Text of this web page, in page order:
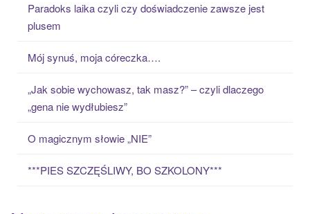
Paradoks laika czyli czy doświadczenie zawsze jest
plusem
Mój synuś, moja córeczka….
„Jak sobie wychowasz, tak masz?” – czyli dlaczego
„gena nie wydłubiesz”
O magicznym słowie „NIE”
***PIES SZCZĘŚLIWY, BO SZKOLONY***